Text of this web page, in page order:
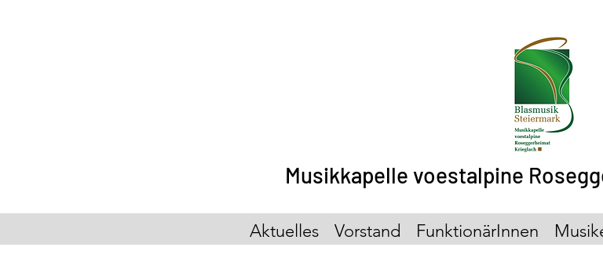
Musikkapelle voestalpine
Aktuelles Vorstand FunktionärInnen